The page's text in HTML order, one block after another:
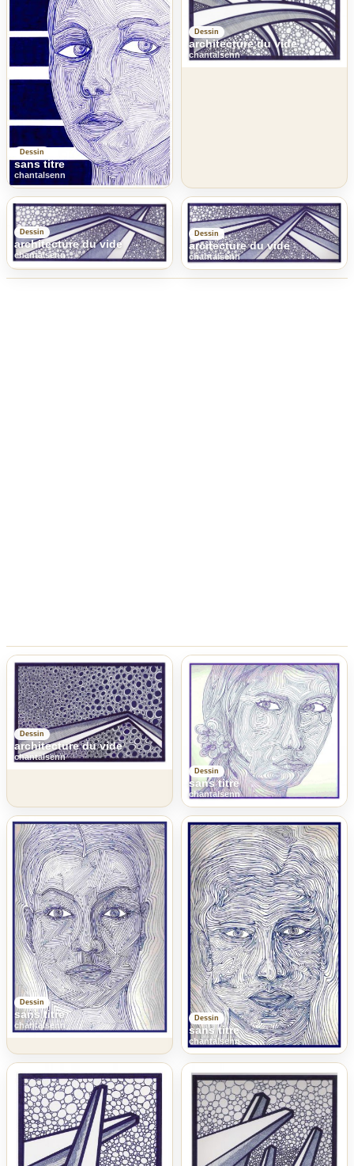
Dessin
sans titre
chantalsenn
Dessin
architecture du vide
chantalsenn
Dessin
architecture du vide
chantalsenn
Dessin
arcitecture du vide
chantalsenn
Dessin
architecture du vide
chantalsenn
Dessin
sans titre
chantalsenn
Dessin
sans titre
chantalsenn
Dessin
sans titre
chantalsenn